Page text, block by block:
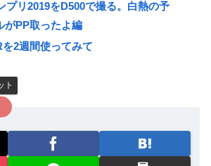
プリ2019をD500で撮る。白熱の予
がPP取ったよ編
2週間使ってみて
ト